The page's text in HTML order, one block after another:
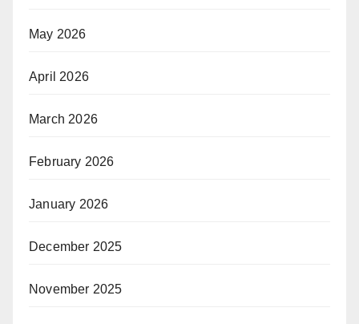
May 2026
April 2026
March 2026
February 2026
January 2026
December 2025
November 2025